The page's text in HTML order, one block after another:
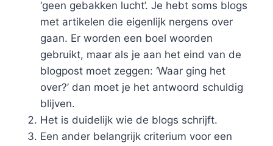
‘geen gebakken lucht’. Je hebt soms blogs
met artikelen die eigenlijk nergens over
gaan. Er worden een boel woorden
gebruikt, maar als je aan het eind van de
blogpost moet zeggen: ‘Waar ging het
over?’ dan moet je het antwoord schuldig
blijven.
Het is duidelijk wie de blogs schrijft.
Een ander belangrijk criterium voor een